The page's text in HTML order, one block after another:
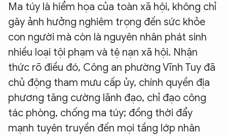
Ma túy là hiểm họa của toàn xã hội, không chỉ
gây ảnh hưởng nghiêm trọng đến sức khỏe
con người mà còn là nguyên nhân phát sinh
nhiều loại tội phạm và tệ nạn xã hội. Nhận
thức rõ điều đó, Công an phường Vĩnh Tuy đã
chủ động tham mưu cấp ủy, chính quyền địa
phương tăng cường lãnh đạo, chỉ đạo công
tác phòng, chống ma túy; đồng thời đẩy
mạnh tuyên truyền đến mọi tầng lớp nhân